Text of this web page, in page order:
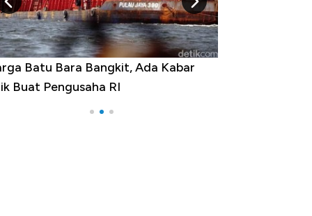
Batu Bara Bangkit, Ada Kabar
Buat Pengusaha RI